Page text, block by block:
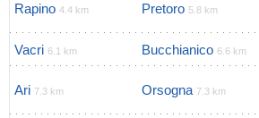
Rapino 4.4 km Pretoro 5.8 km
Vacri 6.1 km Bucchianico 6.6 km
Ari 7.3 km Orsogna 7.3 km